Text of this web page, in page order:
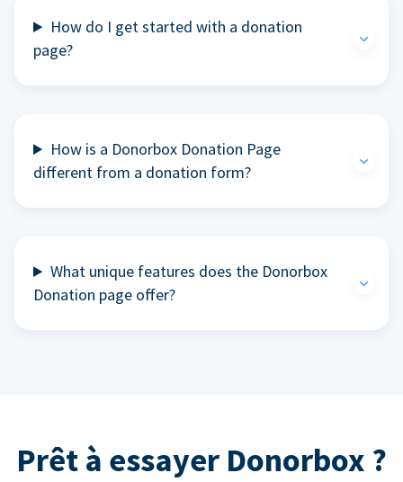
How do I get started with a donation
page?
How is a Donorbox Donation Page
different from a donation form?
What unique features does the Donorbox
Donation page offer?
Prêt à essayer Donorbox ?